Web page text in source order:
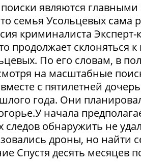
являются
семья Усольцевых сама
криминалиста
продолжает склоняться к
По его словам, в
на масштабные
с пятилетней
года. Они
начала
обнаружить не
дроны, но найти
Спустя десять месяцев